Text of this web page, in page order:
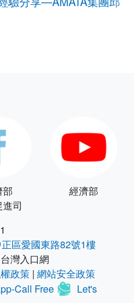
部
司
經濟部
區愛國東路82號1樓
灣入口網
政策 | 網站安全政策
Call Free
Let's